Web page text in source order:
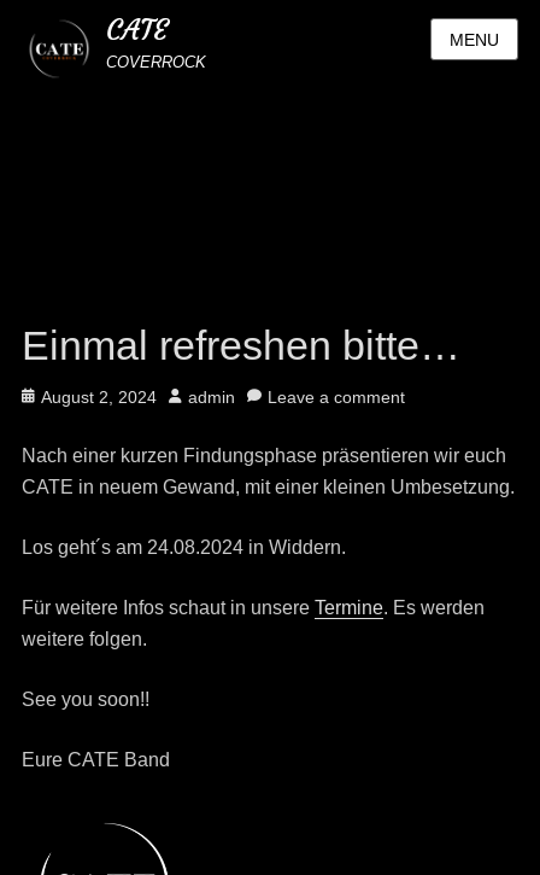
CATE
COVERROCK
MENU
Einmal refreshen bitte…
Posted
August 2, 2024 Author
admin Leave a comment
Nach einer kurzen Findungsphase präsentieren wir euch
CATE in neuem Gewand, mit einer kleinen Umbesetzung.
Los geht´s am 24.08.2024 in Widdern.
Für weitere Infos schaut in unsere Termine. Es werden
weitere folgen.
See you soon!!
Eure CATE Band